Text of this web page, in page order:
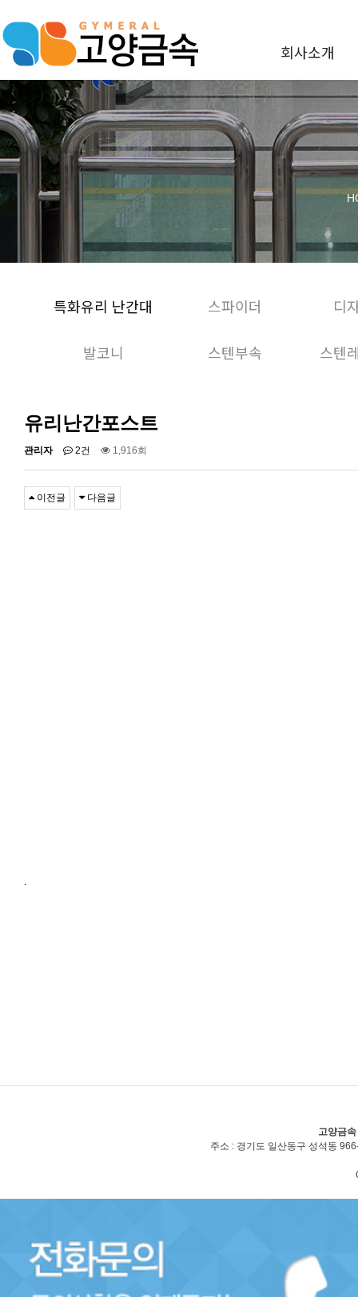
회사소개
특화유리 난간대 스파이더 디
발코니 스텐부속 스텐
유리난간포스트
관리자 2건 1,916회
이전글 다음글
.
고양금속
주소 : 경기도 일산동구 성석동